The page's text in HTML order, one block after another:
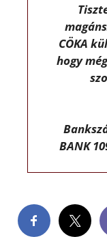
CÖKA
hogy
BANK